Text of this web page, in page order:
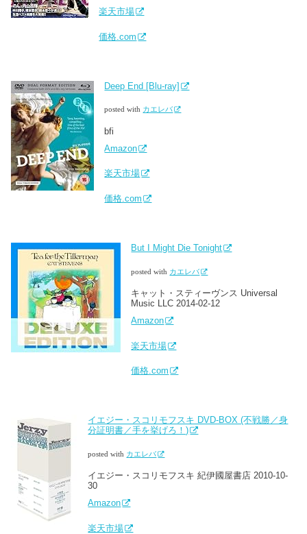
楽天市場
価格.com
Deep End [Blu-ray]
posted with カエレバ
bfi
Amazon
楽天市場
価格.com
But I Might Die Tonight
posted with カエレバ
キャット・スティーヴンス Universal
Music LLC 2014-02-12
Amazon
楽天市場
価格.com
イエジー・スコリモフスキ DVD-BOX (不戦勝／身
分証明書／手を挙げろ！)
posted with カエレバ
イエジー・スコリモフスキ 紀伊國屋書店 2010-10-
30
Amazon
楽天市場